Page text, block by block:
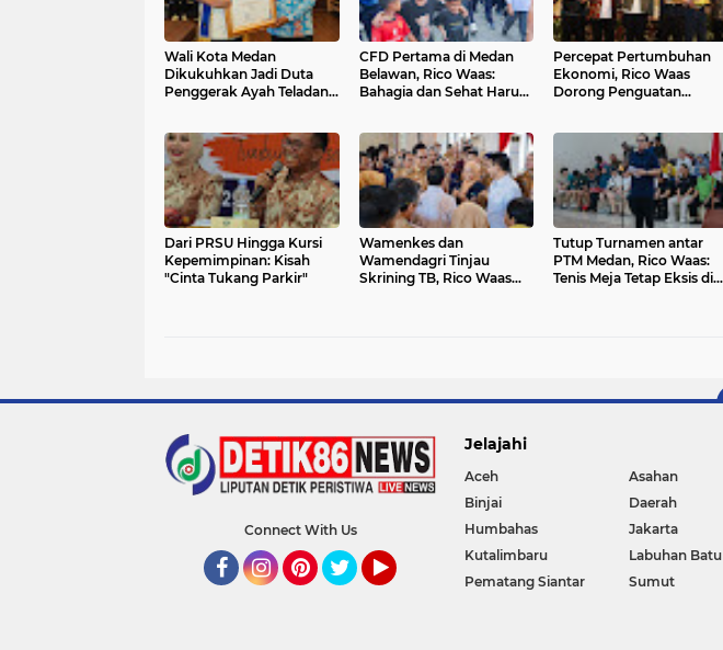
Wali Kota Medan
Dikukuhkan Jadi Duta
Penggerak Ayah Teladan,
Keluarga
CFD Pertama di Medan
Belawan, Rico Waas:
Bahagia dan Sehat Harus
Percepat Pertumbuhan
Ekonomi, Rico Waas
Dorong Penguatan
Dari PRSU Hingga Kursi
Kepemimpinan: Kisah
"Cinta Tukang Parkir"
Wamenkes dan
Wamendagri Tinjau
Skrining TB, Rico Waas
Tutup Turnamen antar
PTM Medan, Rico Waas:
Tenis Meja Tetap Eksis di
Connect With Us
Jelajahi
Aceh Asahan
Binjai
Daerah
Humbahas
Jakarta
Kutalimbaru
Labuhan Batu
Pematang Siantar
Sumut